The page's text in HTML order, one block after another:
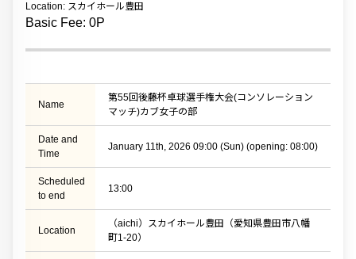
Location: スカイホール豊田
Basic Fee: 0P
Name
第55回後藤杯卓球選手権大会(コンソレーション
マッチ)カブ女子の部
Date and
Time
January 11th, 2026 09:00 (Sun) (opening: 08:00)
Scheduled
to end
13:00
Location
（aichi）スカイホール豊田（愛知県豊田市八幡
町1-20）